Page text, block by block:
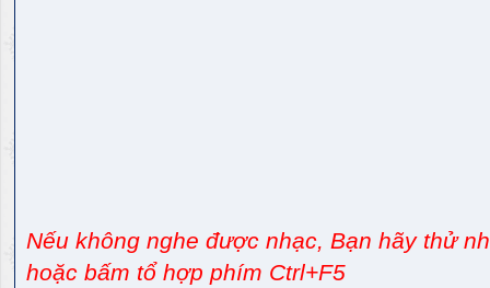
Nếu không nghe được nhạc, Bạn hãy thử
hoặc bấm tổ hợp phím Ctrl+F5